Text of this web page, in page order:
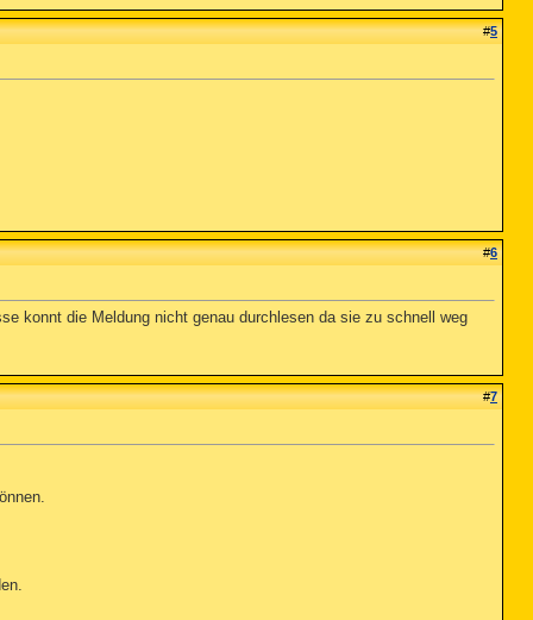
#5
#6
konnt die Meldung nicht genau durchlesen da sie zu schnell weg
#7